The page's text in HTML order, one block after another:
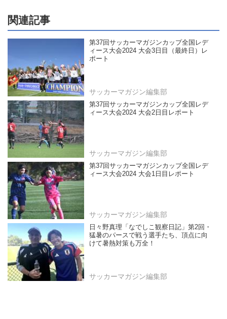
関連記事
第37回サッカーマガジンカップ全国レデ
ィース大会2024 大会3日目（最終日）レ
ポート
サッカーマガジン編集部
第37回サッカーマガジンカップ全国レデ
ィース大会2024 大会2日目レポート
サッカーマガジン編集部
第37回サッカーマガジンカップ全国レデ
ィース大会2024 大会1日目レポート
サッカーマガジン編集部
日々野真理「なでしこ観察日記」第2回・
猛暑のパースで戦う選手たち、頂点に向
けて暑熱対策も万全！
サッカーマガジン編集部